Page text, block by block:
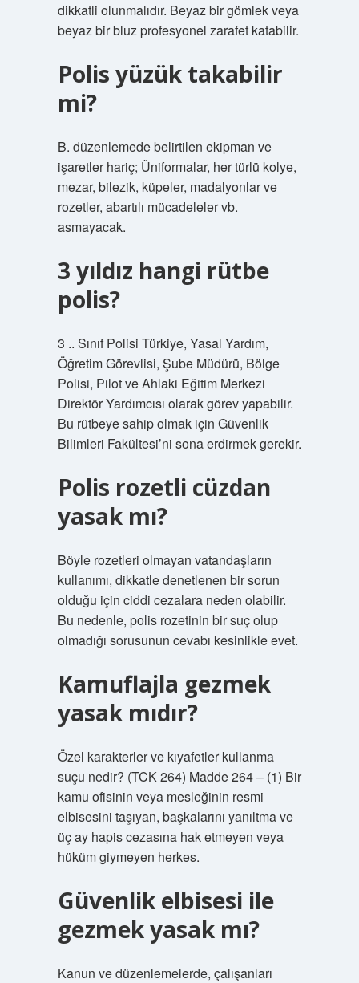
dikkatli olunmalıdır. Beyaz bir gömlek veya
beyaz bir bluz profesyonel zarafet katabilir.
Polis yüzük takabilir
mi?
B. düzenlemede belirtilen ekipman ve
işaretler hariç; Üniformalar, her türlü kolye,
mezar, bilezik, küpeler, madalyonlar ve
rozetler, abartılı mücadeleler vb.
asmayacak.
3 yıldız hangi rütbe
polis?
3 .. Sınıf Polisi Türkiye, Yasal Yardım,
Öğretim Görevlisi, Şube Müdürü, Bölge
Polisi, Pilot ve Ahlaki Eğitim Merkezi
Direktör Yardımcısı olarak görev yapabilir.
Bu rütbeye sahip olmak için Güvenlik
Bilimleri Fakültesi’ni sona erdirmek gerekir.
Polis rozetli cüzdan
yasak mı?
Böyle rozetleri olmayan vatandaşların
kullanımı, dikkatle denetlenen bir sorun
olduğu için ciddi cezalara neden olabilir.
Bu nedenle, polis rozetinin bir suç olup
olmadığı sorusunun cevabı kesinlikle evet.
Kamuflajla gezmek
yasak mıdır?
Özel karakterler ve kıyafetler kullanma
suçu nedir? (TCK 264) Madde 264 – (1) Bir
kamu ofisinin veya mesleğinin resmi
elbisesini taşıyan, başkalarını yanıltma ve
üç ay hapis cezasına hak etmeyen veya
hüküm giymeyen herkes.
Güvenlik elbisesi ile
gezmek yasak mı?
Kanun ve düzenlemelerde, çalışanları